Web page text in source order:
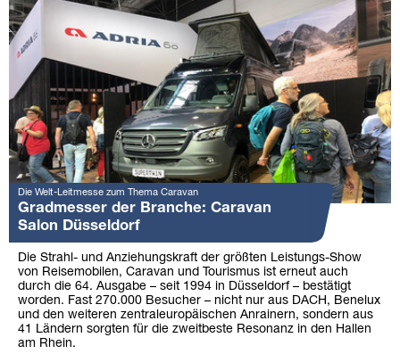
Die Welt-Leitmesse zum Thema Caravan
Gradmesser der Branche: Caravan
Salon Düsseldorf
Die Strahl- und Anziehungskraft der größten Leistungs-Show
von Reisemobilen, Caravan und Tourismus ist erneut auch
durch die 64. Ausgabe – seit 1994 in Düsseldorf – bestätigt
worden. Fast 270.000 Besucher – nicht nur aus DACH, Benelux
und den weiteren zentraleuropäischen Anrainern, sondern aus
41 Ländern sorgten für die zweitbeste Resonanz in den Hallen
am Rhein.